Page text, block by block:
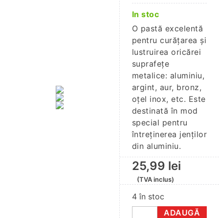
In stoc
O pastă excelentă
pentru curăţarea și
lustruirea oricărei
suprafeţe
metalice: aluminiu,
argint, aur, bronz,
oţel inox, etc. Este
destinată în mod
special pentru
întreţinerea jenţilor
din aluminiu.
25,99 lei
(TVA inclus)
4 în stoc
ADAUGĂ